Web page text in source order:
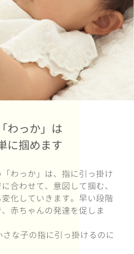
わっか」は
に掴めます
わっか」は、指に引っ掛け
合わせて、意図して掴む、
化していきます。早い段階
赤ちゃんの発達を促しま
な子の指に引っ掛けるのに